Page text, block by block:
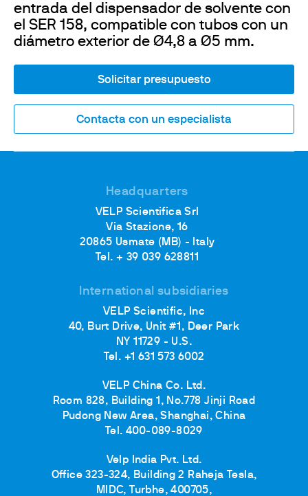
entrada del dispensador de solvente con
el SER 158, compatible con tubos con un
diámetro exterior de Ø4,8 a Ø5 mm.
Solicitar presupuesto
Contacta con un especialista
Headquarters
VELP Scientifica Srl
Via Stazione, 16
20865 Usmate (MB) - Italy
Tel. + 39 039 628811
International subsidiaries
VELP Scientific, Inc
40, Burt Drive, Unit #1, Deer Park
NY 11729 - U.S.
Tel. +1 631 573 6002
VELP China Co. Ltd.
Room 828, Building 1, No.778 Jinji Road
Pudong New Area, Shanghai, China
Tel. 400-089-8029
Velp India Pvt. Ltd.
Office 323-324, Building 2 Raheja Tesla,
MIDC, Turbhe, 400705,